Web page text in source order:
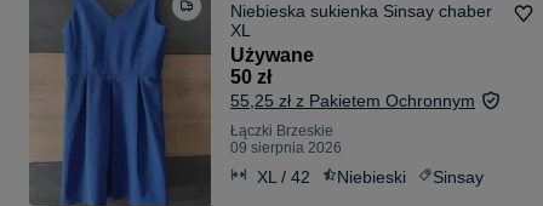
Niebieska sukienka Sinsay chaber
XL
Używane
50 zł
55,25 zł z Pakietem Ochronnym
Łączki Brzeskie
09 sierpnia 2026
XL / 42 Niebieski Sinsay